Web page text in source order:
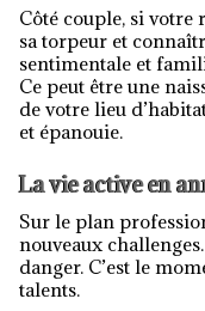
Côté couple, si
sa torpeur et
sentimentale et
Ce peut être une
de votre lieu
et épanouie.
La vie active en
Sur le plan professionnel, vous allez faire face à de
nouveaux
danger. C’est le
talents.